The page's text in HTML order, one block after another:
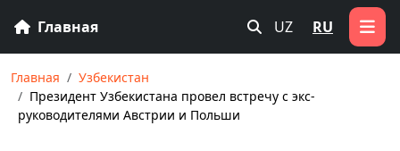
Главная UZ RU
Главная
Узбекистан
Президент Узбекистана провел встречу с экс-
руководителями Австрии и Польши